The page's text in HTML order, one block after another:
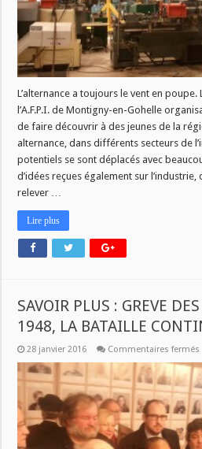
A
L’alternance a toujours le vent en poupe.
l’A.F.P.I. de Montigny-en-Gohelle
de faire découvrir à des jeunes de la
alternance, dans différents secteurs de
potentiels se sont déplacés avec
d’idées reçues également sur l’industrie,
relever …
Lire plus
SAVOIR PLUS : GREVE
1948, LA BATAILLE
28 janvier 2016 Commentaires fermés